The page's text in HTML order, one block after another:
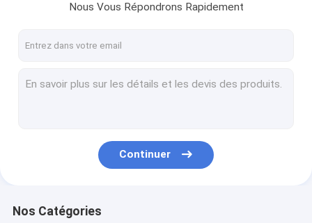
Nous Vous Répondrons Rapidement
Continuer
Nos Catégories